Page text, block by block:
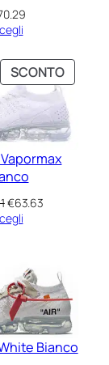
SCONTO
IN
Il
prezzo
€63.63
Bianco